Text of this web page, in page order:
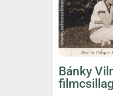
Bánky